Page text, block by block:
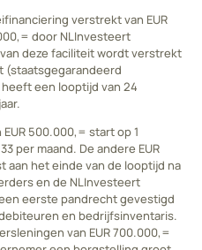
verstrekt van EUR
door NLInvesteert
deze faciliteit wordt verstrekt
(staatsgegarandeerd
een looptijd van 24
500.000,= start op 1
per maand. De andere EUR
het einde van de looptijd na
en de NLInvesteert
eerste pandrecht gevestigd
en bedrijfsinventaris.
van EUR 700.000,=